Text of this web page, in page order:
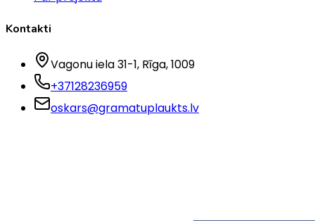
Kontakti
Vagonu iela 31-1, Rīga, 1009
+37128236959
oskars@gramatuplaukts.lv